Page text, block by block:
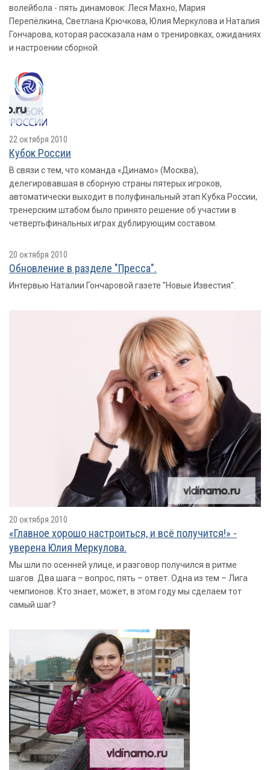
волейбола - пять динамовок: Леся Махно, Мария
Перепёлкина, Светлана Крючкова, Юлия Меркулова и Наталия
Гончарова, которая рассказала нам о тренировках, ожиданиях
и настроении сборной.
22 октября 2010
Кубок России
В связи с тем, что команда «Динамо» (Москва),
делегировавшая в сборную страны пятерых игроков,
автоматически выходит в полуфинальный этап Кубка России,
тренерским штабом было принято решение об участии в
четвертьфинальных играх дублирующим составом.
20 октября 2010
Обновление в разделе "Пресса".
Интервью Наталии Гончаровой газете "Новые Известия".
20 октября 2010
«Главное хорошо настроиться, и всё получится!» -
уверена Юлия Меркулова.
Мы шли по осенней улице, и разговор получился в ритме
шагов. Два шага – вопрос, пять – ответ. Одна из тем – Лига
чемпионов. Кто знает, может, в этом году мы сделаем тот
самый шаг?